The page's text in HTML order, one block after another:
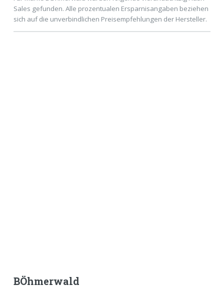
Sales gefunden. Alle prozentualen Ersparnisangaben beziehen
sich auf die unverbindlichen Preisempfehlungen der Hersteller.
BÖhmerwald